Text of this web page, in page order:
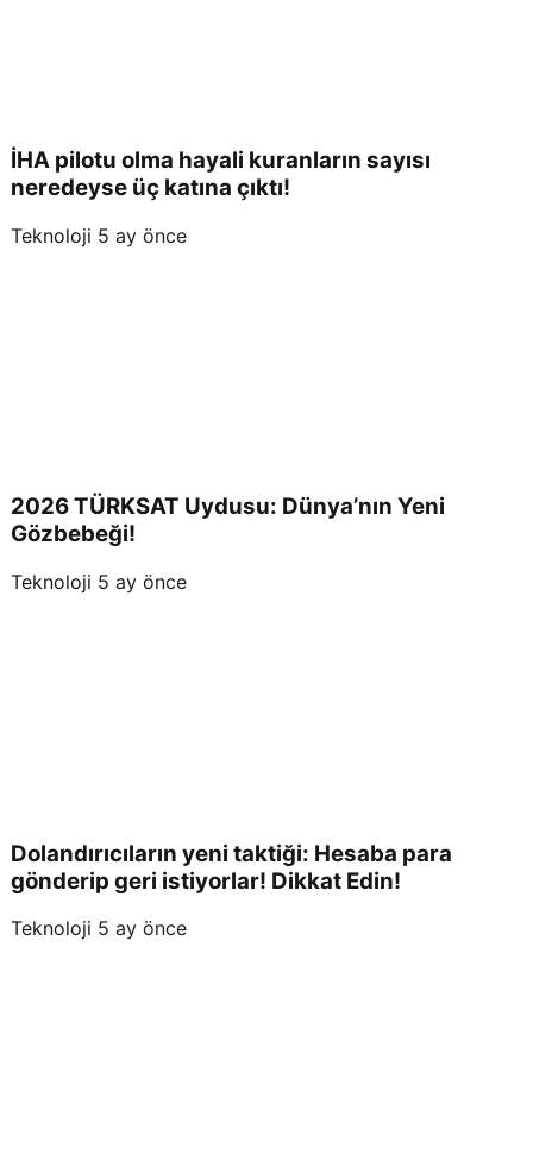
İHA pilotu olma hayali kuranların sayısı
neredeyse üç katına çıktı!
Teknoloji 5 ay önce
2026 TÜRKSAT Uydusu: Dünya’nın Yeni
Gözbebeği!
Teknoloji 5 ay önce
Dolandırıcıların yeni taktiği: Hesaba para
gönderip geri istiyorlar! Dikkat Edin!
Teknoloji 5 ay önce